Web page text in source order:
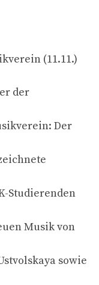
(11.11.)
der
Der
Studierenden
Musik von
sowie